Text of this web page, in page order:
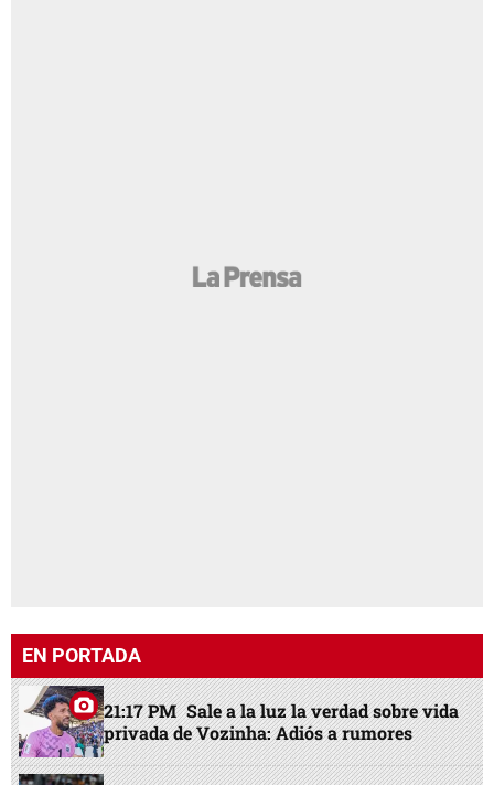
EN PORTADA
21:17 PM Sale a la luz la verdad sobre vida
privada de Vozinha: Adiós a rumores